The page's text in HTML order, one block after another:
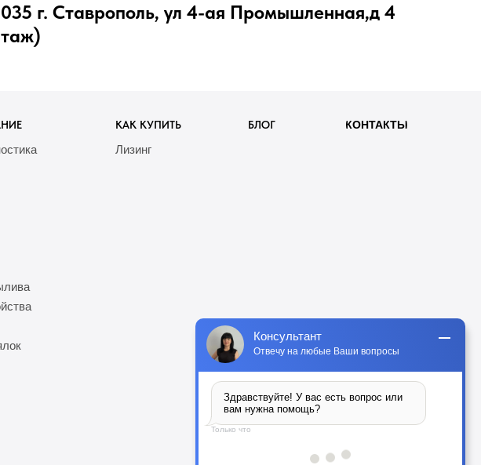
г. Ставрополь, ул 4-ая Промышленная,д 4
КОНТАКТЫ
КАК КУПИТЬ БЛОГ
Лизинг
Консультант
Отвечу на любые Ваши вопросы
Здравствуйте! У вас есть вопрос или
вам нужна помощь?
Только что